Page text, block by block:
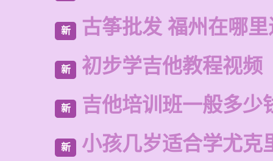
新 古筝批发 福州在哪
新 初步学吉他教程视频
新 吉他培训班一般多少
新 小孩几岁适合学尤克